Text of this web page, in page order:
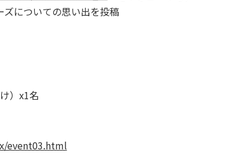
についての思い出を投稿
）x1名
event03.html